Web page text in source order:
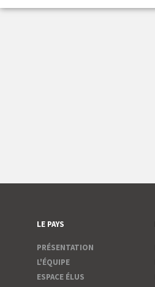
LE PAYS
PRÉSENTATION
L'ÉQUIPE
ESPACE ÉLUS